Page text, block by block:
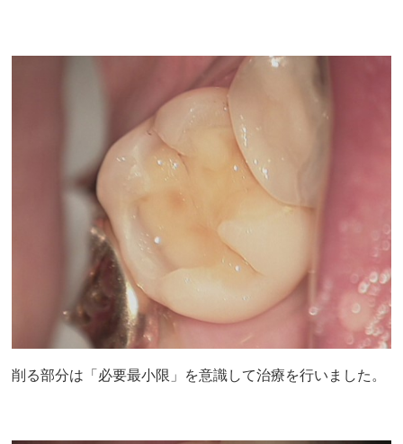
削る部分は「必要最小限」を意識して治療を行いました。